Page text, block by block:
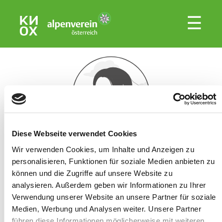
Diese Webseite verwendet Cookies
Wir verwenden Cookies, um Inhalte und Anzeigen zu
personalisieren, Funktionen für soziale Medien anbieten zu
können und die Zugriffe auf unsere Website zu
analysieren. Außerdem geben wir Informationen zu Ihrer
Verwendung unserer Website an unsere Partner für soziale
Medien, Werbung und Analysen weiter. Unsere Partner
☰
AWS Bestätigung
Auf den folgenden Seiten kannst Du eine
Versicherungsbestätigung für Deine nächste
Reise anfordern - entweder eine
Jahresreisebestätigung für beliebig viele